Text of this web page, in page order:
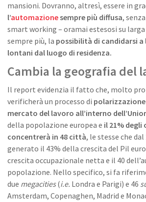
mansioni. Dovranno, altresì, essere in
l’automazionesempre più diffusa,
smart working – oramai estesosi su
sempre più, la possibilità di candidarsi a
lontani dal luogo di residenza.
Cambia la geografia del
Il report evidenzia il fatto che, molto
verificherà un processo di
mercato del lavoro all’interno
della popolazione europea e il 21% degli
concentrerà in 48 città, le stesse che
generato il 43% della crescita del Pil
crescita occupazionale netta e il 40
popolazione. Nello specifico, si fa
due megacities(i.e. Londra e Parigi) e 46
Amsterdam, Copenaghen, Madrid e